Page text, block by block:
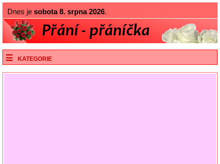
Dnes je sobota 8. srpna 2026.
KATEGORIE